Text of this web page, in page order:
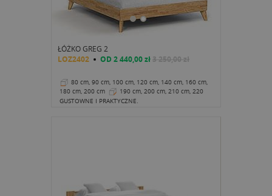
ŁÓŻKO GREG 2
LOZ2402 OD 2 440,00 zł3 250,00 zł
80 cm, 90 cm, 100 cm, 120 cm, 140 cm, 160 cm,
180 cm, 200 cm
190 cm, 200 cm, 210 cm, 220
cm
35 cm
GUSTOWNE I PRAKTYCZNE.